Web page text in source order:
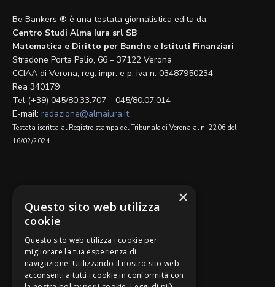
Be Bankers ® è una testata giornalistica edita da:
Centro Studi Alma Iura srl SB
Matematica e Diritto per Banche e Istituti Finanziari
Stradone Porta Palio, 66 – 37122 Verona
CCIAA di Verona, reg. impr. e p. iva n. 03487950234
Rea 340179
Tel (+39) 045/80.33.707 – 045/80.07.014
E-mail: redazione@almaiura.it
Testata iscritta al Registro stampa del Tribunale di Verona al n. 2206 del
16/02/2024
Be Bankers è ideato da
×
Questo sito web utilizza
cookie
Questo sito web utilizza i cookie per
migliorare la tua esperienza di
navigazione. Utilizzando il nostro sito web
acconsenti a tutti i cookie in conformità con